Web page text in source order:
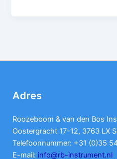
Adres
Roozeboom & van den Bos
Oostergracht 17-12, 3763 LX
Telefoonnummer: +31 (0)35
E-mail: info@rb-instrument.nl